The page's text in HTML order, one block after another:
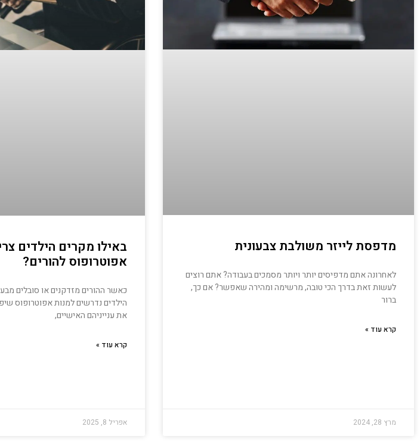
מדפסת לייזר משולבת צבעונית
לאחרונה אתם מדפיסים יותר ויותר מסמכים בעבודה? אתם רוצים
לעשות זאת בדרך הכי טובה, מרשימה ומהירה שאפשר? אם כך,
ברור
קרא עוד »
מרץ 28, 2024
באילו מקרים הילדים
אפוטרופוס להורים?
כאשר ההורים מזדקנים או סובלים
הילדים נדרשים למנות אפוטרופוס
את ענייניהם האישיים,
קרא עוד »
אפריל 8, 2025